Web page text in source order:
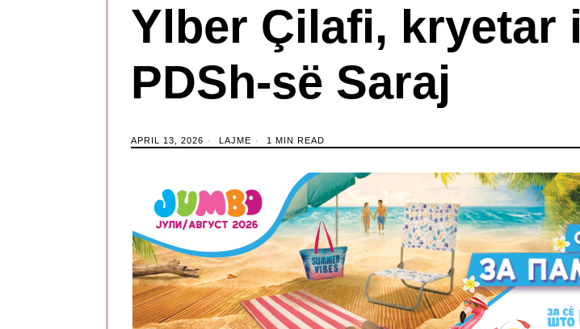
Ylber Çilafi, kryetar i
PDSh-së Saraj
APRIL 13, 2026 LAJME 1 MIN READ